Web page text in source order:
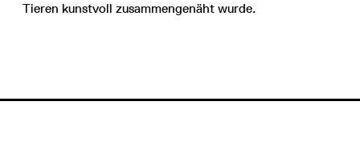
Tieren kunstvoll zusammengenäht wurde.